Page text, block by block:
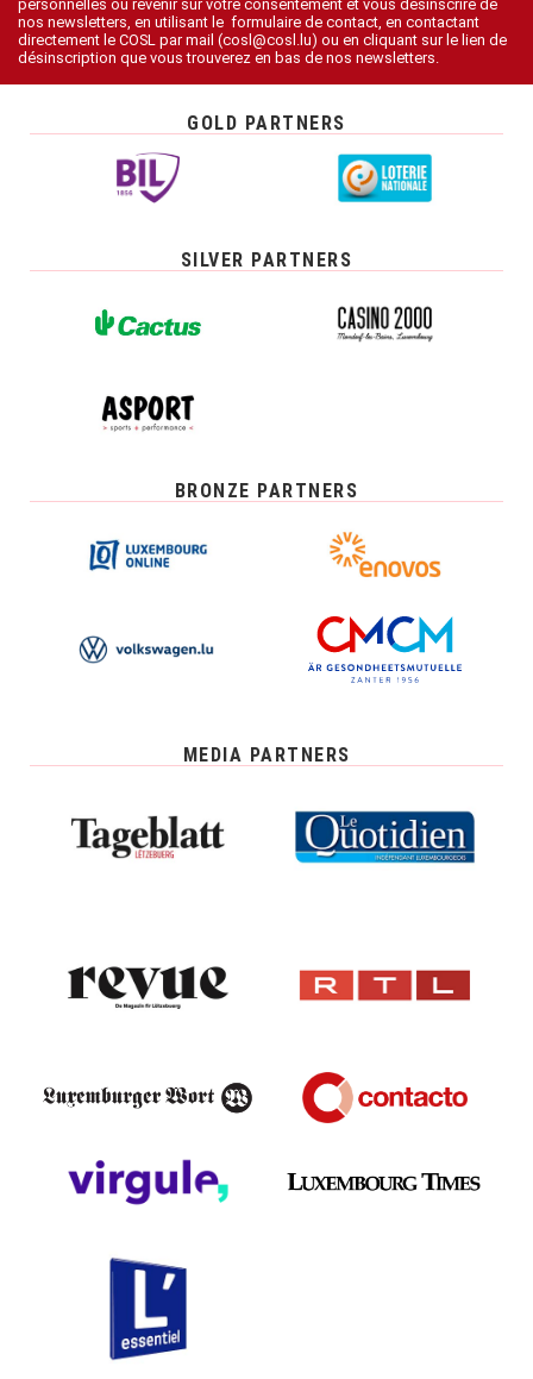
personnelles ou revenir sur votre consentement et vous désinscrire de
nos newsletters, en utilisant le formulaire de contact, en contactant
directement le COSL par mail (cosl@cosl.lu) ou en cliquant sur le lien de
désinscription que vous trouverez en bas de nos newsletters.
GOLD PARTNERS
SILVER PARTNERS
BRONZE PARTNERS
MEDIA PARTNERS